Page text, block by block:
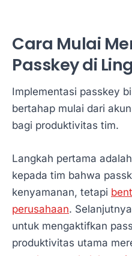
Cara Mulai
Passkey di
Implementasi passkey
bertahap mulai dari
bagi produktivitas tim.
Langkah pertama
kepada tim bahwa
kenyamanan, tetapi
perusahaan.
untuk mengaktifkan
produktivitas utama